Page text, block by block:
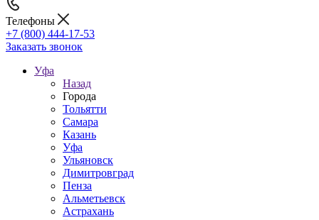
Телефоны
+7 (800) 444-17-53
Заказать звонок
Уфа
Назад
Города
Тольятти
Самара
Казань
Уфа
Ульяновск
Димитровград
Пенза
Альметьевск
Астрахань